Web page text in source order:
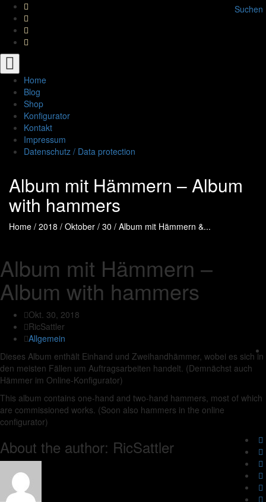
Suchen
Toggle
navigation
Home
Blog
Shop
Konfigurator
Kontakt
Impressum
Datenschutz / Data protection
Album mit Hämmern – Album
with hammers
Home / 2018 / Oktober / 30 / Album mit Hämmern &...
Album mit Hämmern –
Album with hammers
Okt. 30, 2018
RicSattler
Allgemein
Dieses Album enthält Einhand und Zweihandhämmer, wobei es sich in
den meisten Fällen um Auftragsarbeiten handelt. (Demnächst auch
Hämmer im Online-Konfigurator)
This album contains one-hand and two-hand hammers, most of which
are commissioned works. (Soon also hammers in the online
configurator)
About the author: RicSattler